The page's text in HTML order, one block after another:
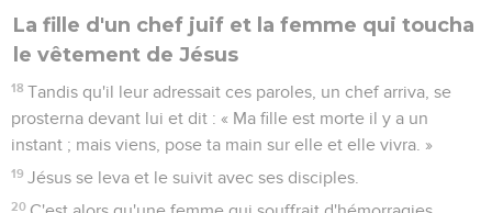
La fille d'un chef juif et la femme qui toucha
le vêtement de Jésus
18 Tandis qu'il leur adressait ces paroles, un chef arriva, se
prosterna devant lui et dit : « Ma fille est morte il y a un
instant ; mais viens, pose ta main sur elle et elle vivra. »
19 Jésus se leva et le suivit avec ses disciples.
20